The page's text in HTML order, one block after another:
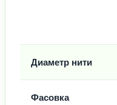
Диаметр нити
Фасовка